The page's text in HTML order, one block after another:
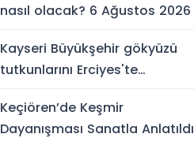
nasıl olacak? 6 Ağustos 2026
Kayseri Büyükşehir gökyüzü
tutkunlarını Erciyes'te
Keçiören’de Keşmir
Dayanışması Sanatla Anlatıldı